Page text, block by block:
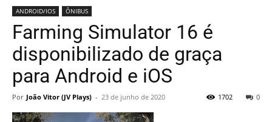
ANDROID/IOS ÔNIBUS
Farming Simulator 16 é
disponibilizado de graça
para Android e iOS
Por João Vitor (JV Plays) - 23 de junho de 2020 0
1702